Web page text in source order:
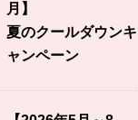
月】
夏のクールダウンキ
ャンペーン